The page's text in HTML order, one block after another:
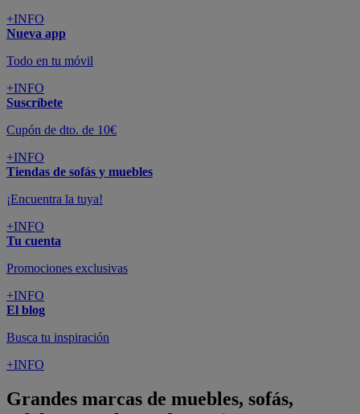
+INFO
Nueva app
Todo en tu móvil
+INFO
Suscríbete
Cupón de dto. de 10€
+INFO
Tiendas de sofás y muebles
¡Encuentra la tuya!
+INFO
Tu cuenta
Promociones exclusivas
+INFO
El blog
Busca tu inspiración
+INFO
Grandes marcas de muebles, sofás,